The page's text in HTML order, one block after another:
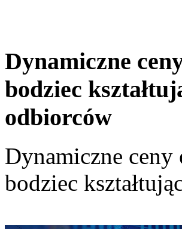
Dynamiczne
bodziec
odbiorców
Dynamiczne
bodziec